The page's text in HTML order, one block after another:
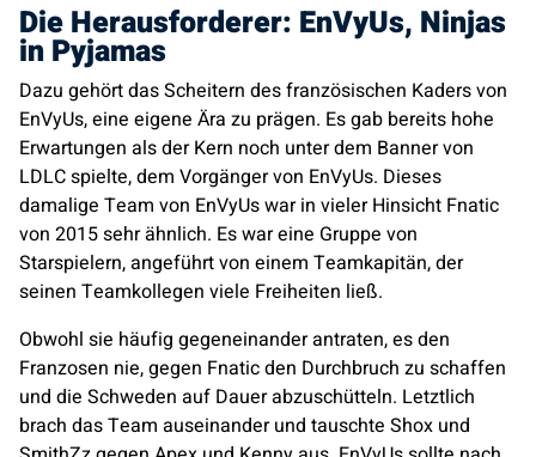
Die Herausforderer: EnVyUs, Ninjas
in Pyjamas
Dazu gehört das Scheitern des französischen Kaders von
EnVyUs, eine eigene Ära zu prägen. Es gab bereits hohe
Erwartungen als der Kern noch unter dem Banner von
LDLCspielte, dem Vorgänger von EnVyUs. Dieses
damalige Team von EnVyUswar in vieler Hinsicht Fnatic
von 2015 sehr ähnlich. Es war eine Gruppe von
Starspielern, angeführt von einem Teamkapitän, der
seinen Teamkollegen viele Freiheiten ließ.
Obwohl sie häufig gegeneinander antraten, es den
Franzosen nie, gegen Fnaticden Durchbruch zu schaffen
und die Schweden auf Dauer abzuschütteln. Letztlich
brach das Team auseinander und tauschte Shox und